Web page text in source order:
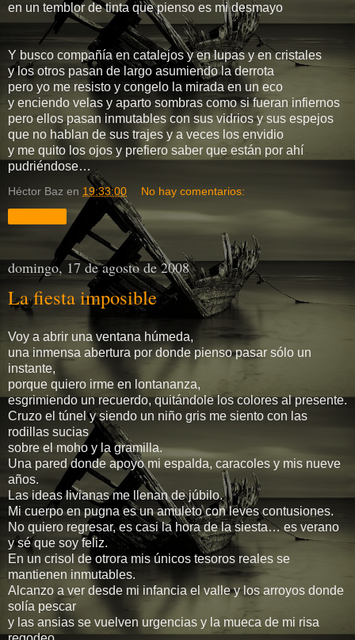
en un temblor de tinta que pienso es mi desmayo
Y busco compañía en catalejos y en lupas y en cristales
y los otros pasan de largo asumiendo la derrota
pero yo me resisto y congelo la mirada en un eco
y enciendo velas y aparto sombras como si fueran infiernos
pero ellos pasan inmutables con sus vidrios y sus espejos
que no hablan de sus trajes y a veces los envidio
y me quito los ojos y prefiero saber que están por ahí
pudriéndose…
Héctor Baz en 19:33:00 No hay comentarios:
domingo, 17 de agosto de 2008
La fiesta imposible
Voy a abrir una ventana húmeda,
una inmensa abertura por donde pienso pasar sólo un
instante,
porque quiero irme en lontananza,
esgrimiendo un recuerdo, quitándole los colores al presente.
Cruzo el túnel y siendo un niño gris me siento con las
rodillas sucias
sobre el moho y la gramilla.
Una pared donde apoyo mi espalda, caracoles y mis nueve
años.
Las ideas livianas me llenan de júbilo.
Mi cuerpo en pugna es un amuleto con leves contusiones.
No quiero regresar, es casi la hora de la siesta… es verano
y sé que soy feliz.
En un crisol de otrora mis únicos tesoros reales se
mantienen inmutables.
Alcanzo a ver desde mi infancia el valle y los arroyos donde
solía pescar
y las ansias se vuelven urgencias y la mueca de mi risa